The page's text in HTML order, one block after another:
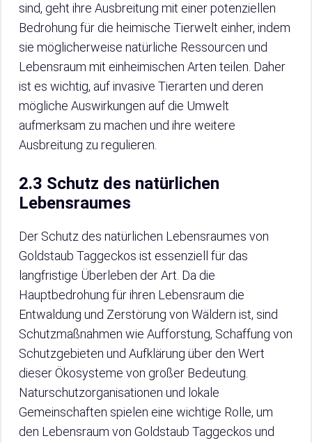
sind, geht ihre Ausbreitung mit einer potenziellen
Bedrohung für die heimische Tierwelt einher, indem
sie möglicherweise natürliche Ressourcen und
Lebensraum mit einheimischen Arten teilen. Daher
ist es wichtig, auf invasive Tierarten und deren
mögliche Auswirkungen auf die Umwelt
aufmerksam zu machen und ihre weitere
Ausbreitung zu regulieren.
2.3 Schutz des natürlichen
Lebensraumes
Der Schutz des natürlichen Lebensraumes von
Goldstaub Taggeckos ist essenziell für das
langfristige Überleben der Art. Da die
Hauptbedrohung für ihren Lebensraum die
Entwaldung und Zerstörung von Wäldern ist, sind
Schutzmaßnahmen wie Aufforstung, Schaffung von
Schutzgebieten und Aufklärung über den Wert
dieser Ökosysteme von großer Bedeutung.
Naturschutzorganisationen und lokale
Gemeinschaften spielen eine wichtige Rolle, um
den Lebensraum von Goldstaub Taggeckos und